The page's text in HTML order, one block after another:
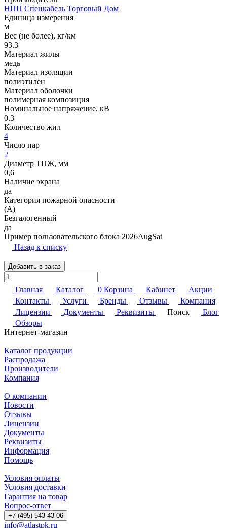
НПП Спецкабель Торговый Дом
Единица измерения
м
Вес (не более), кг/км
93.3
Материал жилы
медь
Материал изоляции
полиэтилен
Материал оболочки
полимерная композиция
Номинальное напряжение, кВ
0.3
Количество жил
4
Число пар
2
Диаметр ТПЖ, мм
0,6
Наличие экрана
да
Категория пожарной опасности
(A)
Безгалогенный
да
Пример пользовательского блока 2026AugSat
Назад к списку
Добавить в заказ
Главная Каталог 0 Корзина Кабинет
Акции
Контакты
Услуги Бренды Отзывы
Компания
Лицензии
Документы Реквизиты Поиск
Блог
Обзоры
Интернет-магазин
Каталог продукции
Распродажа
Производители
Компания
О компании
Новости
Отзывы
Лицензии
Документы
Реквизиты
Информация
Помощь
Условия оплаты
Условия доставки
Гарантия на товар
Вопрос-ответ
+7 (495) 543-43-06
info@atlastpk.ru